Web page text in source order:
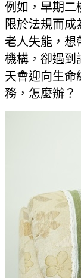
例如，早期二
限於法規而
老人失能，想
機構，卻遇到
天會迎向生命
務，怎麼辦？